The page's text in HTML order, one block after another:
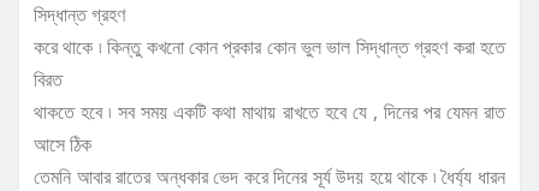
সিদ্ধান্ত গ্রহণ
করে থাকে ৷ কিন্তু কখনো কোন প্রকার কোন ভুল ভাল সিদ্ধান্ত গ্রহণ করা হতে
বিরত
থাকতে হবে ৷ সব সময় একটি কথা মাথায় রাখতে হবে যে , দিনের পর যেমন রাত
আসে ঠিক
তেমনি আবার রাতের অন্ধকার ভেদ করে দিনের সূর্য উদয় হয়ে থাকে ৷ ধৈর্য্য ধারন